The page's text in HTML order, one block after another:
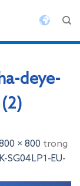
deye-
× 800 trong
SG04LP1-EU-